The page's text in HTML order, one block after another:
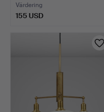
Värdering
155 USD